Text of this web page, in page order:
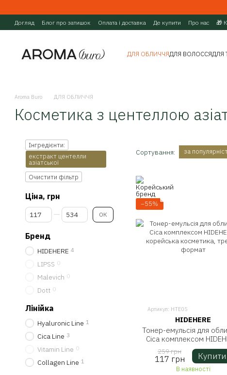
Догляд Блог про затишок Оплата і доставка Де купити Про нас 🎁
ДЛЯ ОБЛИЧЧЯДЛЯ ВОЛОССЯДЛЯ
Aroma Buro ДЛЯ ОБЛИЧЧЯ
Косметика з центеллою
Сортування: за
−55%
Артикул: HTE05
HIDEHERE
Тонер-емульсія для
Сica комплексом
корейська косметика,
формат
259 грн
117 грн Купити
В наявності
Інгредієнти:
екстракт центелли
азіатської
Очистити фільтр
Ціна, грн
Від Ціна, грн
До Ціна, грн ОК
Бренд
HIDEHERE 4
LIPSS 0
Malevich 0
Dott 0
Лінійка
Hyaluronic Line 1
Cica Line 3
Vitamin Line 0
Collagen Line 1